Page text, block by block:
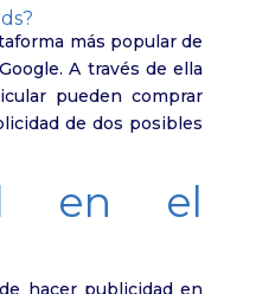
más popular de
A través de ella
pueden comprar
de dos posibles
en el